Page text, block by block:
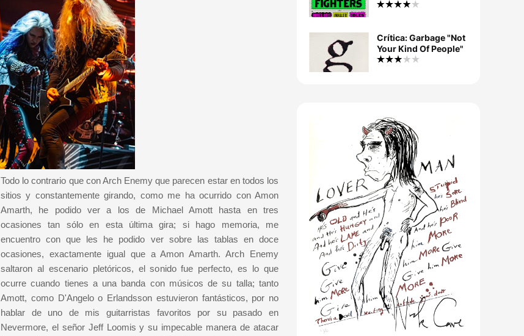
Todo lo contrario que con Arch Enemy que parecen estar en todos los
sitios y constantemente girando, como me ha ocurrido con Amon
Amarth, he podido ver a los de Michael Amott hasta en tres
ocasiones tan sólo en esta última gira; si hago memoria, me
encuentro con que les he podido ver sobre las tablas en doce
ocasiones, exactamente igual que a Amon Amarth. Arch Enemy
saltaron al escenario pletóricos, el sonido fue perfecto, es lo que
ocurre cuando tienes a una banda con músicos de su talla; tanto
Amott, como D'Angelo o Erlandsson estuvieron fantásticos, por no
hablar de uno de mis guitarristas favoritos por su pasado en
Nevermore, el señor Jeff Loomis y su impecable manera de atacar
Crítica: Garbage "Not
Your Kind Of People"